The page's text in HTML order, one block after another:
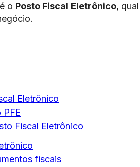
o Posto Fiscal Eletrônico,
Eletrônico
PFE
Fiscal Eletrônico
fiscais